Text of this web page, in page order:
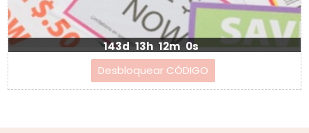
143d 13h 12m 0s